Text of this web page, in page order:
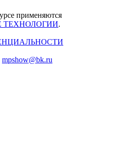
применяются
ТЕХНОЛОГИИ.
mpshow@bk.ru